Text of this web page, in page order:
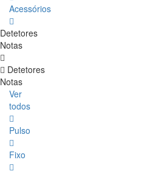
Acessórios
Detetores
Notas
Detetores
Notas
Ver
todos
Pulso
Fixo